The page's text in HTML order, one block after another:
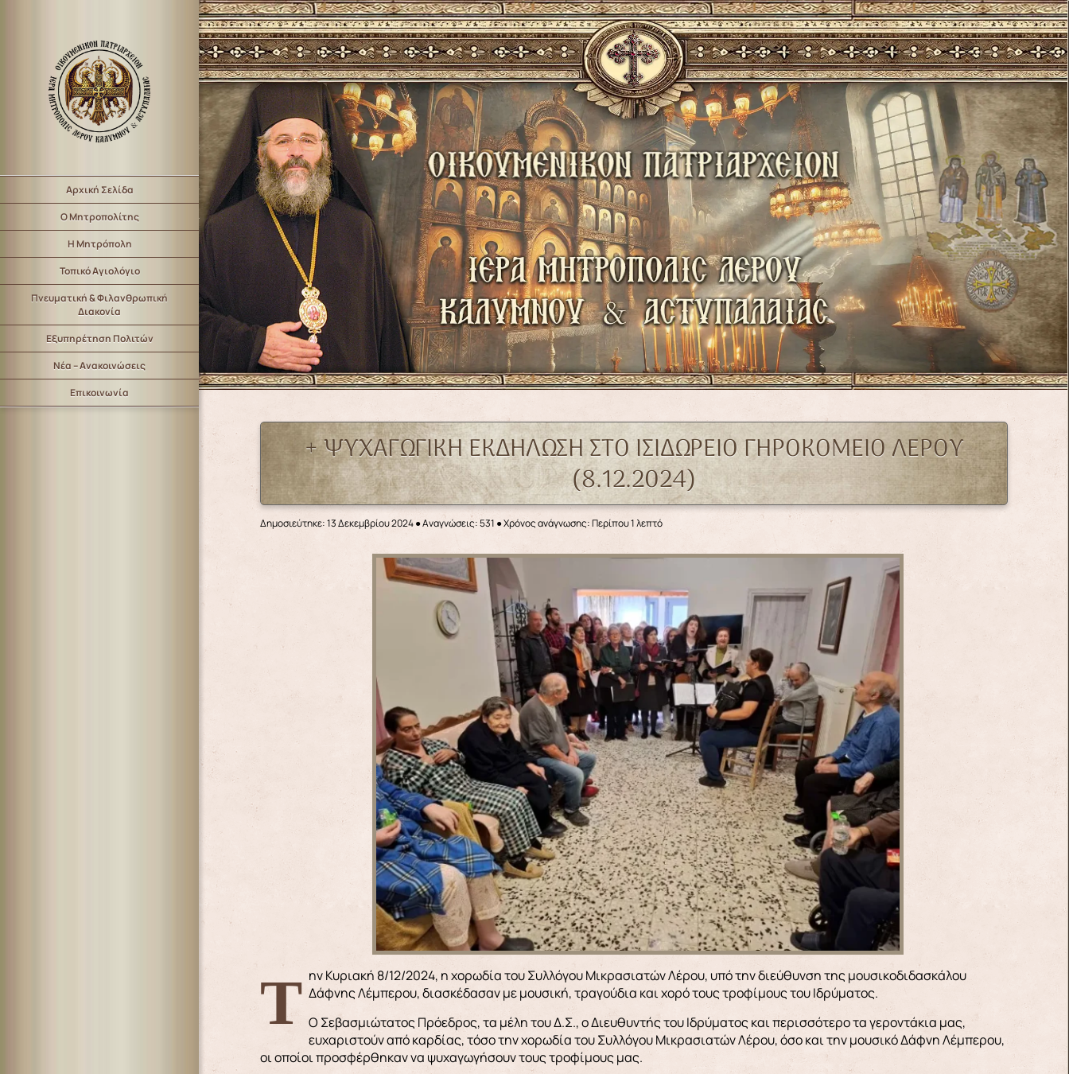
Αρχική Σελίδα
Ο Μητροπολίτης
Η Μητρόπολη
Τοπικό Αγιολόγιο
Πνευματική & Φιλανθρωπική
Διακονία
Εξυπηρέτηση Πολιτών
Νέα – Ανακοινώσεις
Επικοινωνία
+ ΨΥΧΑΓΩΓΙΚΗ ΕΚΔΗΛΩΣΗ ΣΤΟ ΙΣΙΔΩΡΕΙΟ ΓΗΡΟΚΟΜΕΙΟ ΛΕΡΟΥ
(8.12.2024)
Δημοσιεύτηκε: 13 Δεκεμβρίου 2024●Αναγνώσεις: 531 ● Χρόνος ανάγνωσης: Περίπου 1 λεπτό
Την Κυριακή 8/12/2024, η χορωδία του Συλλόγου Μικρασιατών Λέρου, υπό την διεύθυνση της μουσικοδιδασκάλου Δάφνης Λέμπερου, διασκέδασαν με μουσική, τραγούδια και χορό τους τροφίμους του Ιδρύματος.
Ο Σεβασμιώτατος Πρόεδρος, τα μέλη του Δ.Σ., ο Διευθυντής του Ιδρύματος και περισσότερο τα γεροντάκια μας,
ευχαριστούν από καρδίας, τόσο την χορωδία του Συλλόγου Μικρασιατών Λέρου, όσο και την μουσικό Δάφνη Λέμπερου,
οι οποίοι προσφέρθηκαν να ψυχαγωγήσουν τους τροφίμους μας.